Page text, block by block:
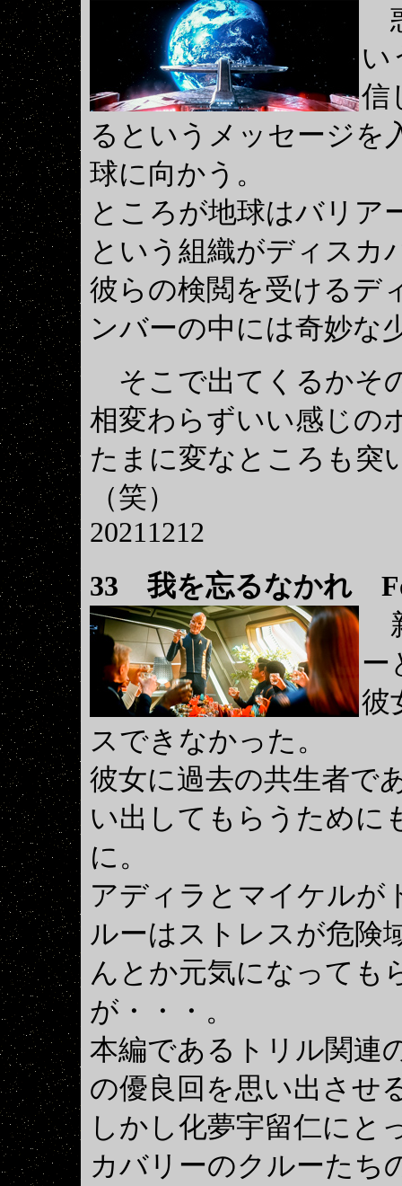
い
信
るというメッセージを
球に向かう。
ところが地球はバリア
という組織がディスカ
彼らの検閲を受けるデ
ンバーの中には奇妙な
そこで出てくるかそ
相変わらずいい感じの
たまに変なところも突
（笑）
20211212
33 我を忘るなかれ
ー
彼
スできなかった。
彼女に過去の共生者で
い出してもらうために
に。
アディラとマイケルが
ルーはストレスが危険
んとか元気になっても
が・・・。
本編であるトリル関連
の優良回を思い出させ
しかし化夢宇留仁にと
カバリーのクルーたち